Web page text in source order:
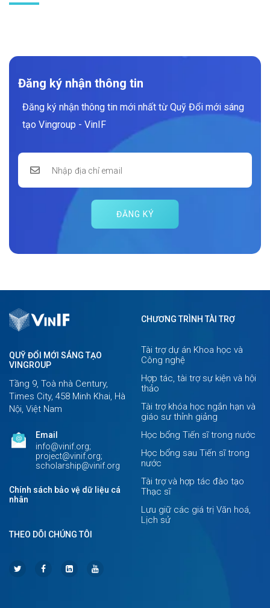
Đăng ký nhận thông tin
Đăng ký nhận thông tin mới nhất từ Quỹ Đổi mới sáng
tạo Vingroup - VinIF
ĐĂNG KÝ
QUỸ ĐỔI MỚI SÁNG TẠO
VINGROUP
Tầng 9, Toà nhà Century,
Times City, 458 Minh Khai, Hà
Nội, Việt Nam
Email
info@vinif.org;
project@vinif.org;
scholarship@vinif.org
Chính sách bảo vệ dữ liệu cá
nhân
CHƯƠNG TRÌNH TÀI TRỢ
Tài trợ dự án Khoa học và
Công nghệ
Hợp tác, tài trợ sự kiện và hội
thảo
Tài trợ khóa học ngắn hạn và
giáo sư thỉnh giảng
Học bổng Tiến sĩ trong nước
Học bổng sau Tiến sĩ trong
nước
Tài trợ và hợp tác đào tạo
Thạc sĩ
Lưu giữ các giá trị Văn hoá,
Lịch sử
THEO DÕI CHÚNG TÔI